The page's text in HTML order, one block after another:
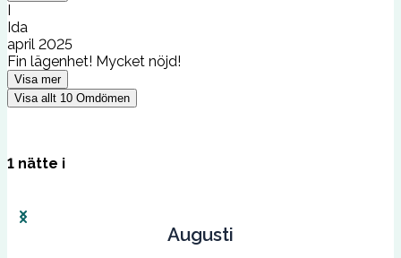
I
Ida
april 2025
Fin lägenhet! Mycket nöjd!
Visa mer
Visa allt 10 Omdömen
1 nätte i
Augusti